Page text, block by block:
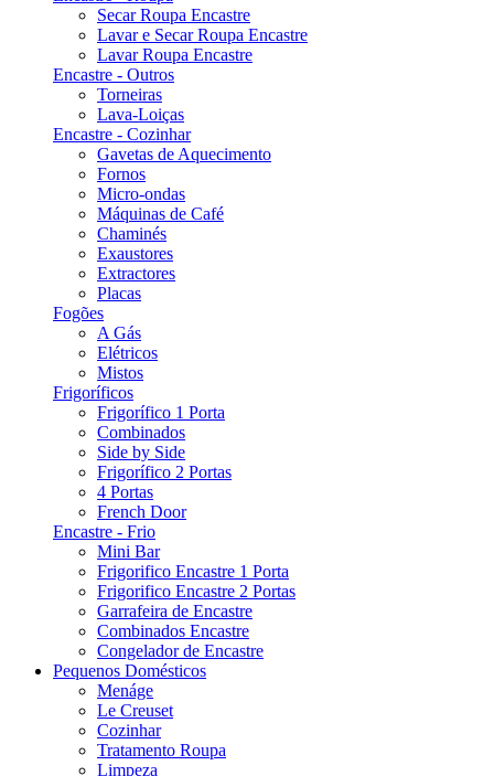
Secar Roupa Encastre
Lavar e Secar Roupa Encastre
Lavar Roupa Encastre
Encastre - Outros
Torneiras
Lava-Loiças
Encastre - Cozinhar
Gavetas de Aquecimento
Fornos
Micro-ondas
Máquinas de Café
Chaminés
Exaustores
Extractores
Placas
Fogões
A Gás
Elétricos
Mistos
Frigoríficos
Frigorífico 1 Porta
Combinados
Side by Side
Frigorífico 2 Portas
4 Portas
French Door
Encastre - Frio
Mini Bar
Frigorifico Encastre 1 Porta
Frigorifico Encastre 2 Portas
Garrafeira de Encastre
Combinados Encastre
Congelador de Encastre
Pequenos Domésticos
Menáge
Le Creuset
Cozinhar
Tratamento Roupa
Limpeza